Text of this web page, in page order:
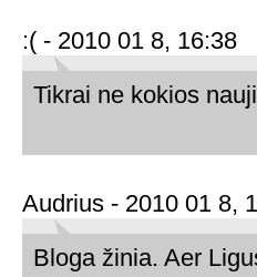
:( - 2010 01 8, 16:38
Tikrai ne kokios
Audrius - 2010 01 8,
Bloga žinia. Aer